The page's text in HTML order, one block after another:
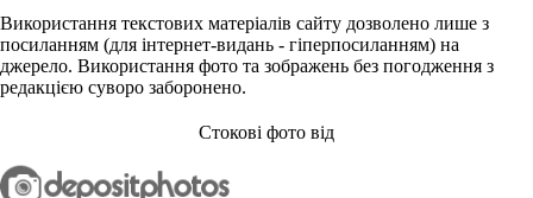
Використання текстових матеріалів сайту дозволено лише з
посиланням (для інтернет-видань - гіперпосиланням) на
джерело. Використання фото та зображень без погодження з
редакцією суворо заборонено.
Стокові фото від